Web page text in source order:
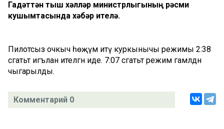
Гадәттән тыш хәлләр министрлыгының рәсми
кушымтасында хәбәр ителә.
Пилотсыз очкыч һөҗүм итү куркынычы режимы 2:38
сәгатьтә игълан ителгән иде. 7:07 сәгатьтә режим гамәлдән
чыгарылды.
Комментарий 0